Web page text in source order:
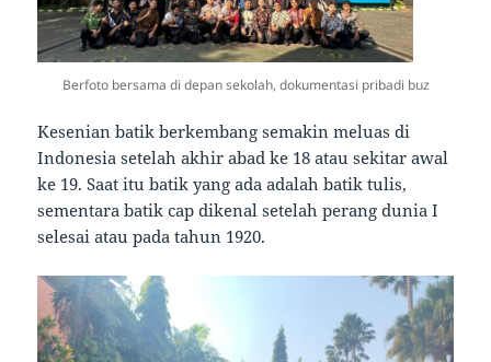
Berfoto bersama di depan sekolah, dokumentasi pribadi buz
Kesenian batik berkembang semakin meluas di
Indonesia setelah akhir abad ke 18 atau sekitar awal
ke 19. Saat itu batik yang ada adalah batik tulis,
sementara batik cap dikenal setelah perang dunia I
selesai atau pada tahun 1920.